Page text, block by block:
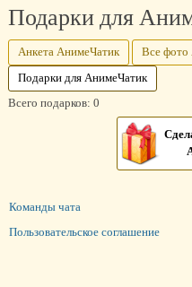
Подарки для
Анкета АнимеЧатик Все фото
Подарки для АнимеЧатик
Всего подарков: 0
Команды чата
Пользовательское соглашение